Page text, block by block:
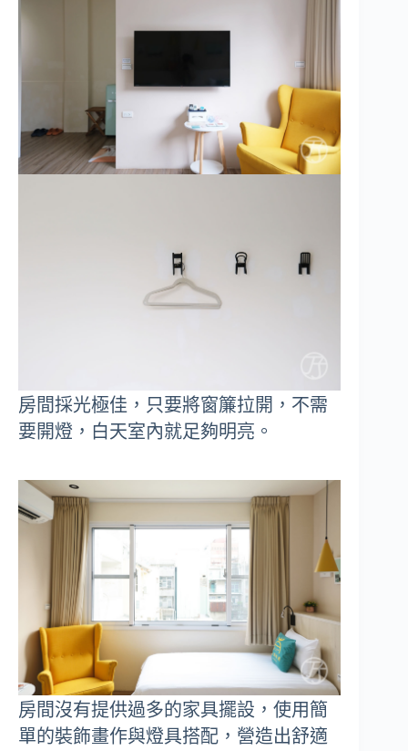
房間採光極佳，只要將窗簾拉開，不需
要開燈，白天室內就足夠明亮。
房間沒有提供過多的家具擺設，使用簡
單的裝飾畫作與燈具搭配，營造出舒適